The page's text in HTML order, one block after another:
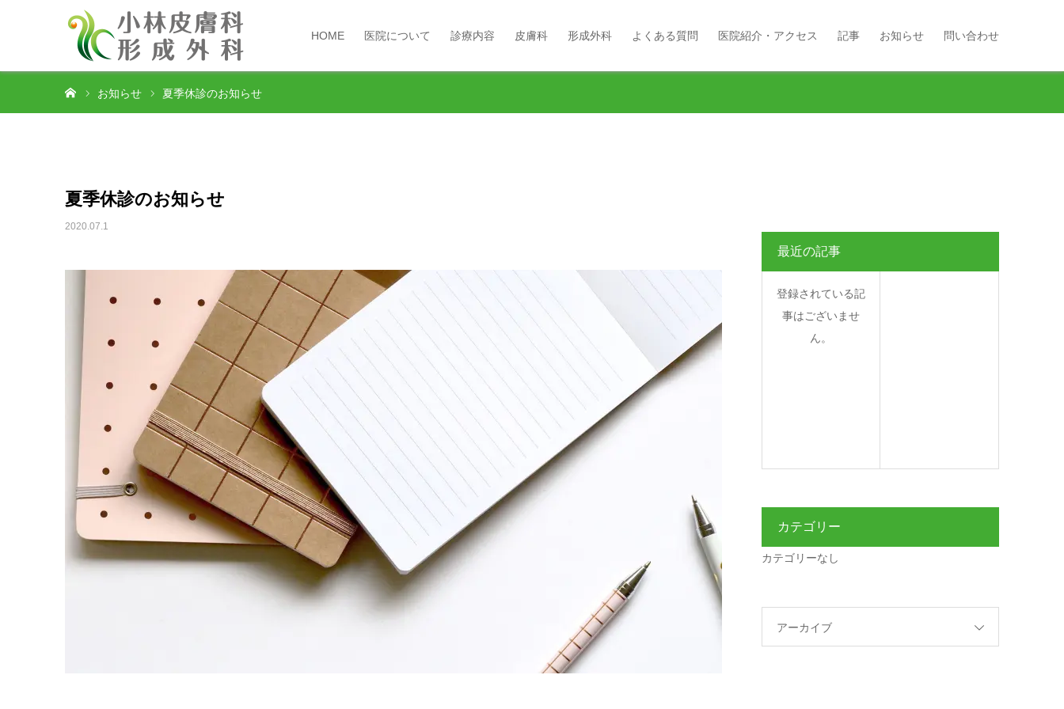
HOME 医院について 診療内容 皮膚科 形成外科 よくある質問 医院紹介・アクセス 記事 お知らせ 問い合わせ
お知らせ 夏季休診のお知らせ
夏季休診のお知らせ
2020.07.1
最近の記事
登録されている記
事はございませ
ん。
カテゴリー
カテゴリーなし
アーカイブ